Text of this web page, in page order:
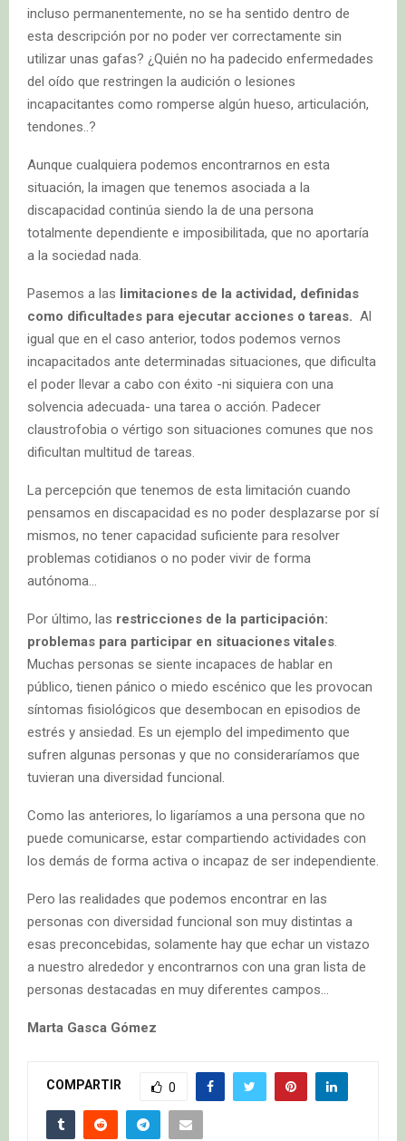
incluso permanentemente, no se ha sentido dentro de
esta descripción por no poder ver correctamente sin
utilizar unas gafas? ¿Quién no ha padecido enfermedades
del oído que restringen la audición o lesiones
incapacitantes como romperse algún hueso, articulación,
tendones..?
Aunque cualquiera podemos encontrarnos en esta
situación, la imagen que tenemos asociada a la
discapacidad continúa siendo la de una persona
totalmente dependiente e imposibilitada, que no aportaría
a la sociedad nada.
Pasemos a las limitaciones de la actividad, definidas
como dificultades para ejecutar acciones o tareas. Al
igual que en el caso anterior, todos podemos vernos
incapacitados ante determinadas situaciones, que dificulta
el poder llevar a cabo con éxito -ni siquiera con una
solvencia adecuada- una tarea o acción. Padecer
claustrofobia o vértigo son situaciones comunes que nos
dificultan multitud de tareas.
La percepción que tenemos de esta limitación cuando
pensamos en discapacidad es no poder desplazarse por sí
mismos, no tener capacidad suficiente para resolver
problemas cotidianos o no poder vivir de forma
autónoma…
Por último, las restricciones de la participación:
problemas para participar en situaciones vitales
Muchas personas se siente incapaces de hablar en
público, tienen pánico o miedo escénico que les provocan
síntomas fisiológicos que desembocan en episodios de
estrés y ansiedad. Es un ejemplo del impedimento que
sufren algunas personas y que no consideraríamos que
tuvieran una diversidad funcional.
Como las anteriores, lo ligaríamos a una persona que no
puede comunicarse, estar compartiendo actividades con
los demás de forma activa o incapaz de ser independiente.
Pero las realidades que podemos encontrar en las
personas con diversidad funcional son muy distintas a
esas preconcebidas, solamente hay que echar un vistazo
a nuestro alrededor y encontrarnos con una gran lista de
personas destacadas en muy diferentes campos…
Marta Gasca Gómez
COMPARTIR 0